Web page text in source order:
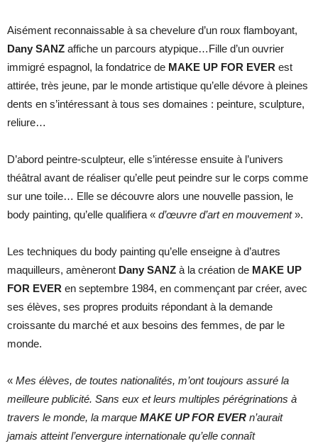
Aisément reconnaissable à sa chevelure d’un roux flamboyant,
Dany SANZ affiche un parcours atypique…Fille d’un ouvrier
immigré espagnol, la fondatrice de MAKE UP FOR EVER est
attirée, très jeune, par le monde artistique qu’elle dévore à pleines
dents en s’intéressant à tous ses domaines : peinture, sculpture,
reliure…
D’abord peintre-sculpteur, elle s’intéresse ensuite à l’univers
théâtral avant de réaliser qu’elle peut peindre sur le corps comme
sur une toile… Elle se découvre alors une nouvelle passion, le
body painting, qu’elle qualifiera « d’œuvre d’art en mouvement».
Les techniques du body painting qu’elle enseigne à d’autres
maquilleurs, amèneront Dany SANZ à la création de MAKE UP
FOR EVER en septembre 1984, en commençant par créer, avec
ses élèves, ses propres produits répondant à la demande
croissante du marché et aux besoins des femmes, de par le
monde.
« Mes élèves, de toutes nationalités, m’ont toujours assuré la
meilleure publicité. Sans eux et leurs multiples pérégrinations à
travers le monde, la marque MAKE UP FOR EVER n’aurait
jamais atteint l’envergure internationale qu’elle connaît